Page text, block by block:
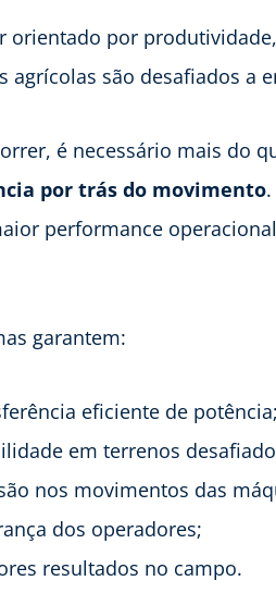
orientado por
agrícolas são desafiados a
é necessário mais do
por trás do movimento
performance
garantem:
eficiente de potência;
em terrenos
nos movimentos das
dos operadores;
resultados no campo.